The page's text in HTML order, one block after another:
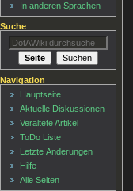
In anderen Sprachen
Suche
Navigation
Hauptseite
Aktuelle Diskussionen
Veraltete Artikel
ToDo Liste
Letzte Änderungen
Hilfe
Alle Seiten